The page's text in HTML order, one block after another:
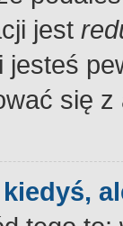
jest
się